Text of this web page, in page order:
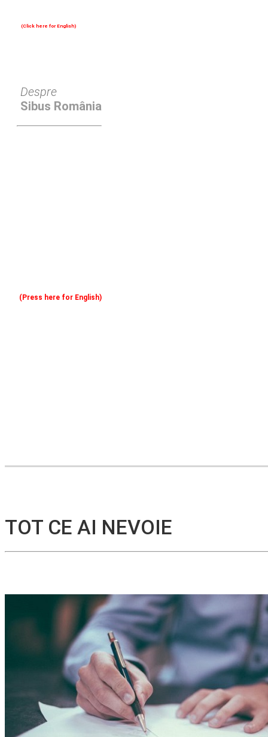
(Click here for English)
Despre
Sibus România
(Press here for English)
TOT CE AI NEVOIE